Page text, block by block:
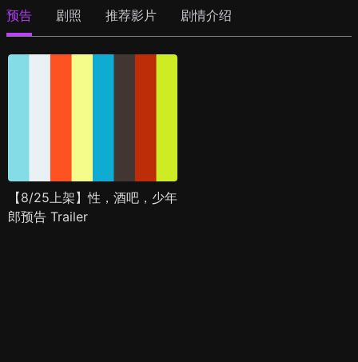
预告 剧照 推荐影片 剧情介绍
【8/25上架】性，酒吧，少年
郎预告 Trailer